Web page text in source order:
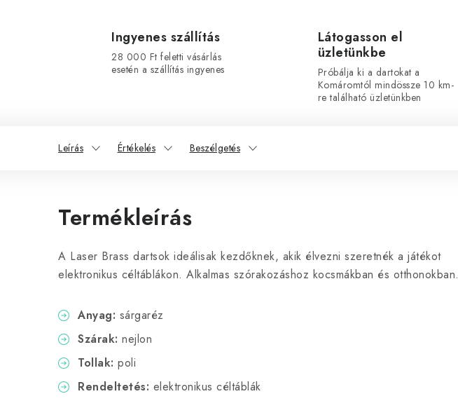
Ingyenes szállítás
28 000 Ft feletti vásárlás
esetén a szállítás ingyenes
Látogasson el
üzletünkbe
Próbálja ki a dartokat a
Komáromtól mindössze 10 km-
re található üzletünkben
Leírás Értékelés Beszélgetés
Termékleírás
A Laser Brass dartsok ideálisak kezdőknek, akik élvezni szeretnék a játékot
elektronikus céltáblákon. Alkalmas szórakozáshoz kocsmákban és otthonokban.
Anyag: sárgaréz
Szárak: nejlon
Tollak: poli
Rendeltetés: elektronikus céltáblák